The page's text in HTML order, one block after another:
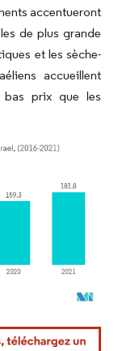
accentueront
de plus grande
et les sèche-
accueillent
bas prix que les
attribution sous CC BY